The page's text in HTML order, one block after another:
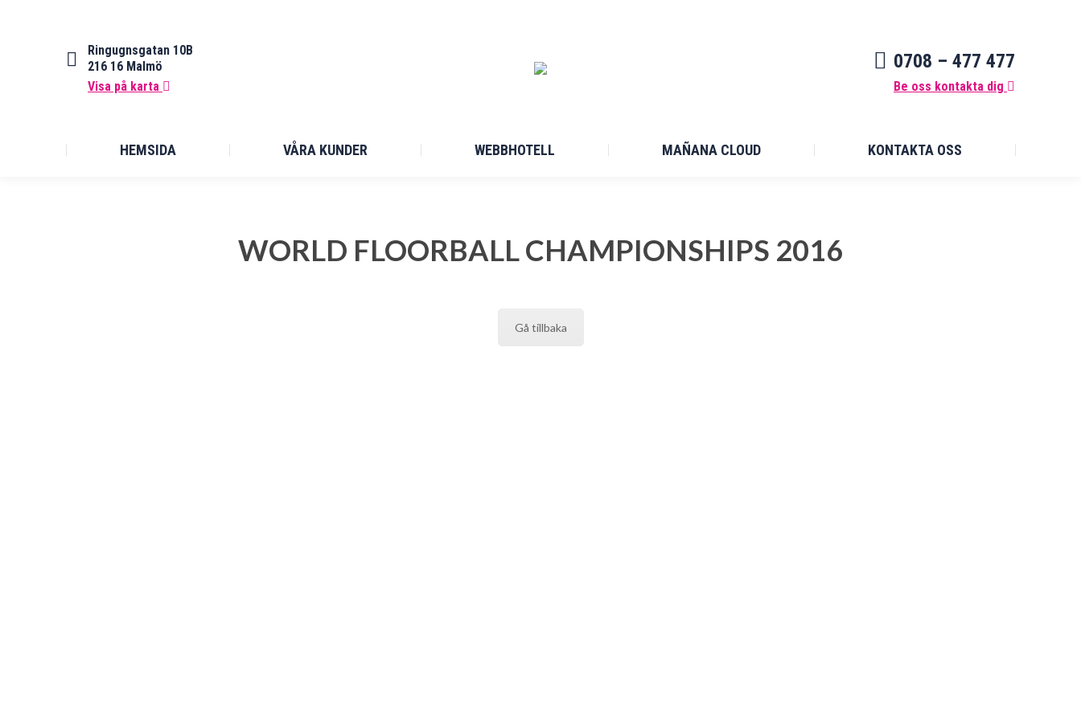
Ringugnsgatan 10B
216 16 Malmö
Visa på karta
0708 – 477 477
Be oss kontakta dig
HEMSIDA VÅRA KUNDER WEBBHOTELL MAÑANA CLOUD KONTAKTA OSS
WORLD FLOORBALL CHAMPIONSHIPS 2016
Gå tillbaka